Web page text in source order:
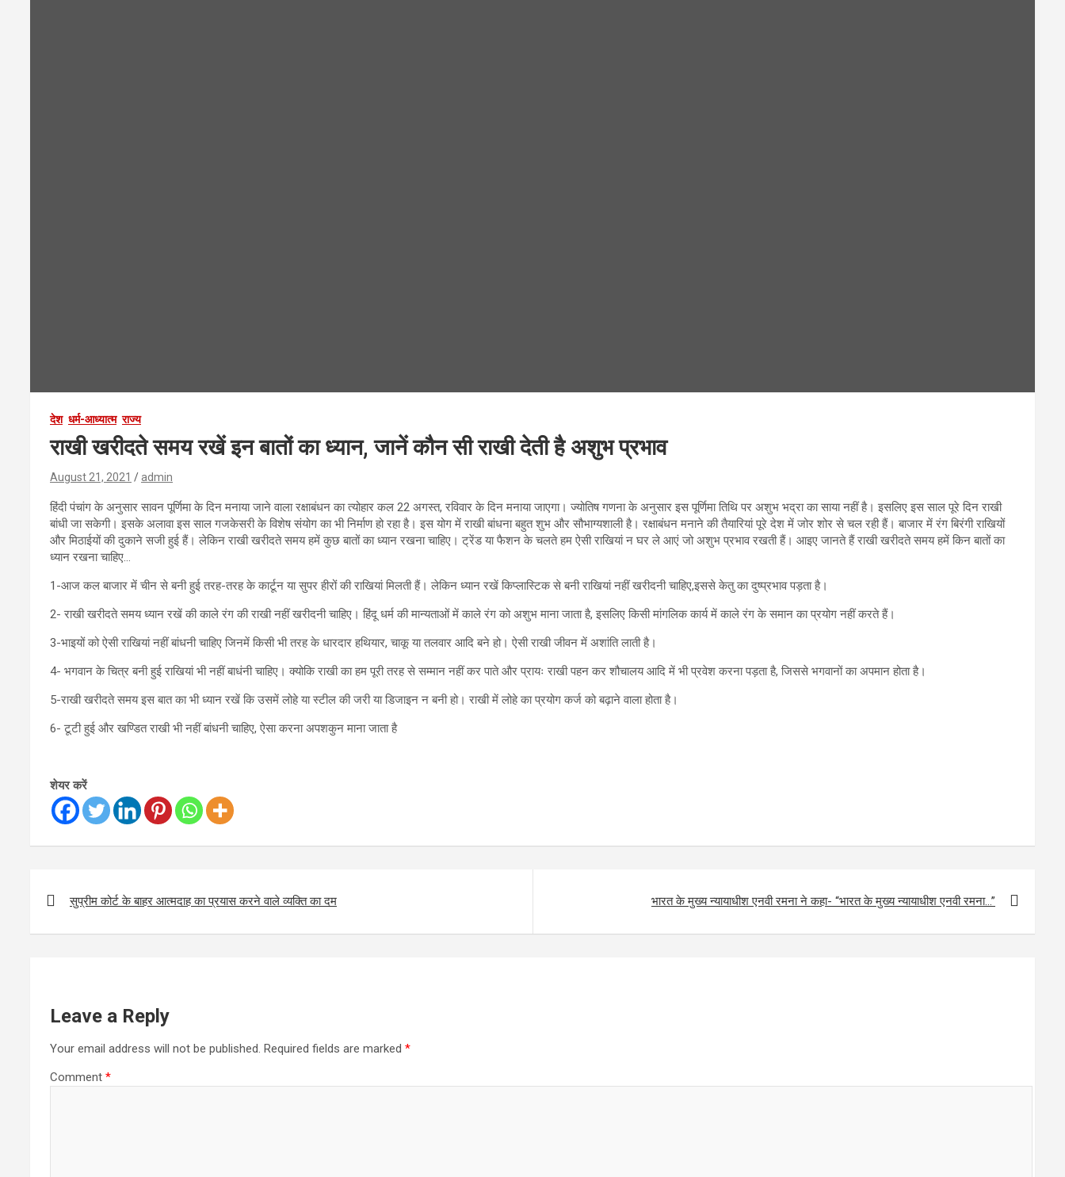
देश धर्म-आध्यात्म राज्य
राखी खरीदते समय रखें इन बातों का ध्यान, जानें कौन सी राखी देती है अशुभ प्रभाव
August 21, 2021 admin
हिंदी पंचांग के अनुसार सावन पूर्णिमा के दिन मनाया जाने वाला रक्षाबंधन का त्योहार कल 22 अगस्त, रविवार के दिन मनाया जाएगा। ज्योतिष गणना के अनुसार इस पूर्णिमा तिथि पर अशुभ भद्रा का साया नहीं है। इसलिए इस साल पूरे दिन राखी
बांधी जा सकेगी। इसके अलावा इस साल गजकेसरी के विशेष संयोग का भी निर्माण हो रहा है। इस योग में राखी बांधना बहुत शुभ और सौभाग्यशाली है। रक्षाबंधन मनाने की तैयारियां पूरे देश में जोर शोर से चल रही हैं। बाजार में रंग बिरंगी राखियों
और मिठाईयों की दुकाने सजी हुई हैं। लेकिन राखी खरीदते समय हमें कुछ बातों का ध्यान रखना चाहिए। ट्रेंड या फैशन के चलते हम ऐसी राखियां न घर ले आएं जो अशुभ प्रभाव रखती हैं। आइए जानते हैं राखी खरीदते समय हमें किन बातों का
ध्यान रखना चाहिए…
1-आज कल बाजार में चीन से बनी हुई तरह-तरह के कार्टून या सुपर हीरों की राखियां मिलती हैं। लेकिन ध्यान रखें किप्लास्टिक से बनी राखियां नहीं खरीदनी चाहिए,इससे केतु का दुष्प्रभाव पड़ता है।
2- राखी खरीदते समय ध्यान रखें की काले रंग की राखी नहीं खरीदनी चाहिए। हिंदू धर्म की मान्यताओं में काले रंग को अशुभ माना जाता है, इसलिए किसी मांगलिक कार्य में काले रंग के समान का प्रयोग नहीं करते हैं।
3-भाइयों को ऐसी राखियां नहीं बांधनी चाहिए जिनमें किसी भी तरह के धारदार हथियार, चाकू या तलवार आदि बने हो। ऐसी राखी जीवन में अशांति लाती है।
4- भगवान के चित्र बनी हुई राखियां भी नहीं बाधंनी चाहिए। क्योकि राखी का हम पूरी तरह से सम्मान नहीं कर पाते और प्रायः राखी पहन कर शौचालय आदि में भी प्रवेश करना पड़ता है, जिससे भगवानों का अपमान होता है।
5-राखी खरीदते समय इस बात का भी ध्यान रखें कि उसमें लोहे या स्टील की जरी या डिजाइन न बनी हो। राखी में लोहे का प्रयोग कर्ज को बढ़ाने वाला होता है।
6- टूटी हुई और खण्डित राखी भी नहीं बांधनी चाहिए, ऐसा करना अपशकुन माना जाता है
शेयर करें
navigation
सुप्रीम कोर्ट के बाहर आत्मदाह का प्रयास करने वाले व्यक्ति का दम भारत के मुख्य न्यायाधीश एनवी रमना ने कहा- “भारत के मुख्य न्यायाधीश एनवी रमना…”
Leave a Reply
Your email address will not be published. Required fields are marked *
Comment *